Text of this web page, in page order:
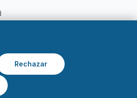
Todos los derechos reservados.
Rechazar